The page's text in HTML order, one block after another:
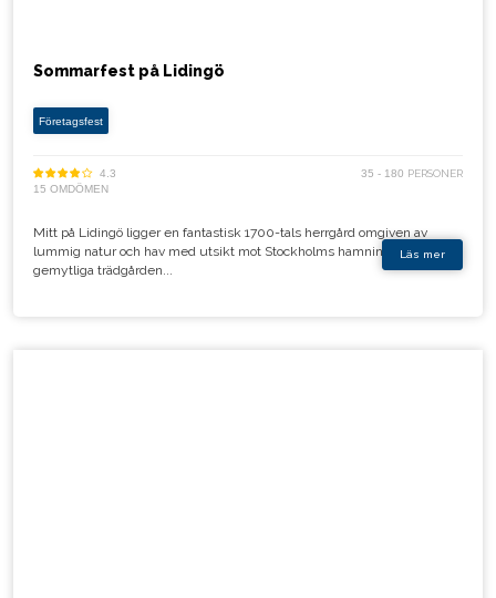
Sommarfest på Lidingö
Företagsfest
4.3 35 - 180 PERSONER
15 OMDÖMEN
Mitt på Lidingö ligger en fantastisk 1700-tals herrgård omgiven av
lummig natur och hav med utsikt mot Stockholms hamninlopp. I den
gemytliga trädgården...
Läs mer